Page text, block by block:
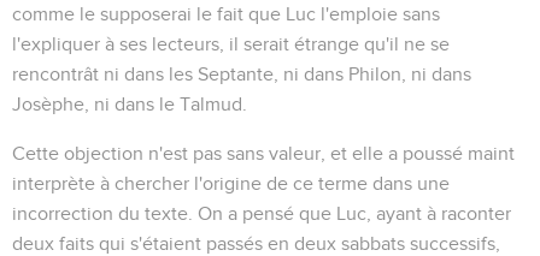
comme le supposerai le fait que Luc l'emploie sans
l'expliquer à ses lecteurs, il serait étrange qu'il ne se
rencontrât ni dans les Septante, ni dans Philon, ni dans
Josèphe, ni dans le Talmud.
Cette objection n'est pas sans valeur, et elle a poussé maint
interprète à chercher l'origine de ce terme dans une
incorrection du texte. On a pensé que Luc, ayant à raconter
deux faits qui s'étaient passés en deux sabbats successifs,